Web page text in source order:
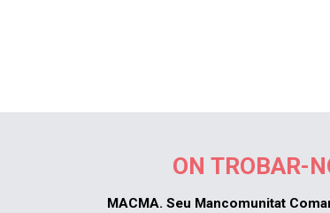
ON TROBAR-
MACMA. Seu Mancomunitat